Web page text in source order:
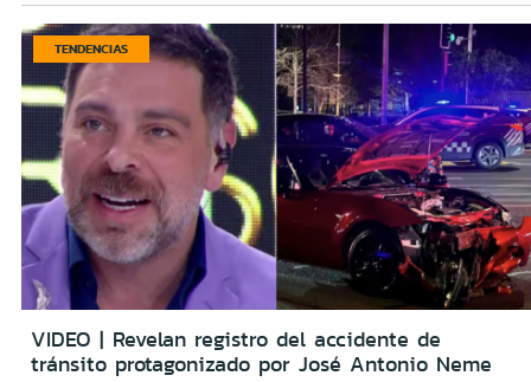
TENDENCIAS
VIDEO | Revelan registro del accidente de
tránsito protagonizado por José Antonio Neme